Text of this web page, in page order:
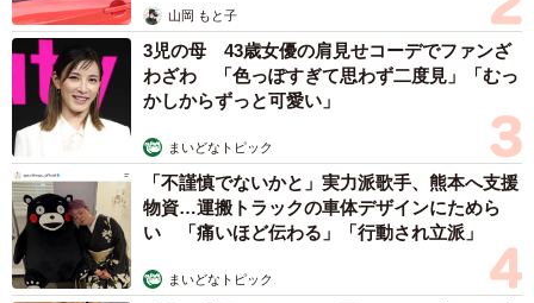
山岡 もと子
3児の母 43歳女優の肩見せコーデでファンざ
わざわ 「色っぽすぎて思わず二度見」「むっ
かしからずっと可愛い」
まいどなトピック
「不謹慎でないかと」実力派歌手、熊本へ支援
物資…運搬トラックの車体デザインにためら
い 「痛いほど伝わる」「行動され立派」
まいどなトピック